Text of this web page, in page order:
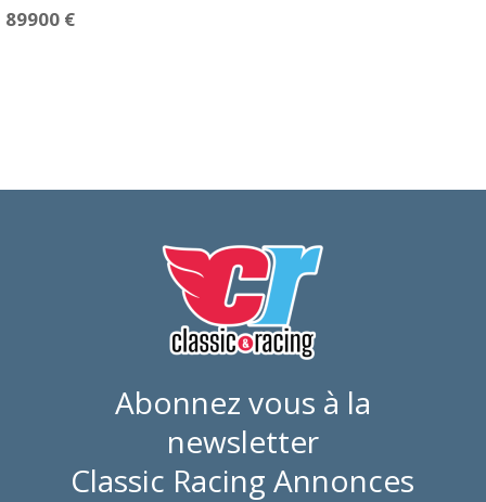
89900 €
Abonnez vous à la
newsletter
Classic Racing Annonces